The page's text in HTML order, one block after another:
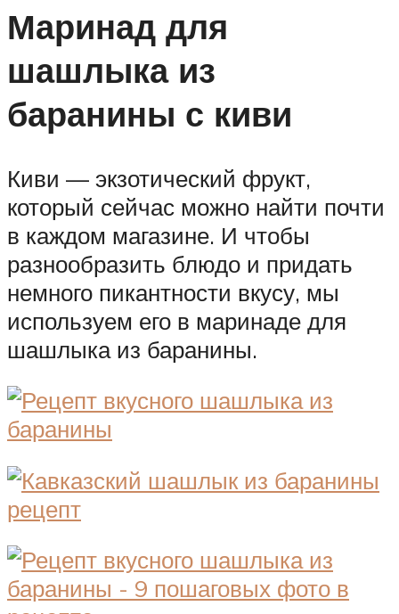
Маринад для
шашлыка из
баранины с киви
Киви — экзотический фрукт,
который сейчас можно найти почти
в каждом магазине. И чтобы
разнообразить блюдо и придать
немного пикантности вкусу, мы
используем его в маринаде для
шашлыка из баранины.